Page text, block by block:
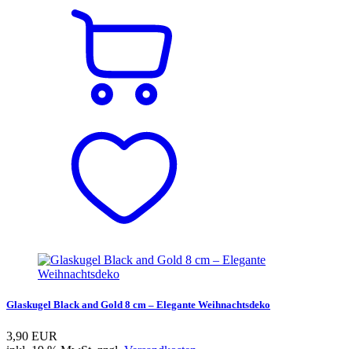
Glaskugel Black and Gold 8 cm – Elegante Weihnachtsdeko
3,90 EUR